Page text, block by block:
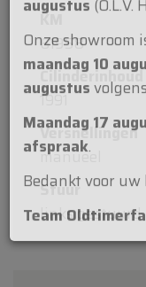
KM
61958
Cilinderinhoud
1991
Versnellingen
manueel
Stuur
links gestuurd
Oldtimerfarm zal
augustus(O.L.V.
Onze showroom
maandag 10
augustus
Maandag 17
afspraak.
Bedankt voor uw